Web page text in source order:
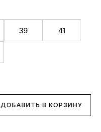
39 41
ДОБАВИТЬ В КОРЗИНУ